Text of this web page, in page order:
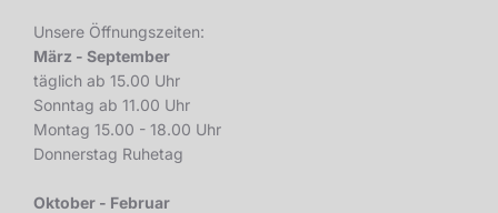
Unsere Öffnungszeiten:
März - September
täglich ab 15.00 Uhr
Sonntag ab 11.00 Uhr
Montag 15.00 - 18.00 Uhr
Donnerstag Ruhetag
Oktober - Februar